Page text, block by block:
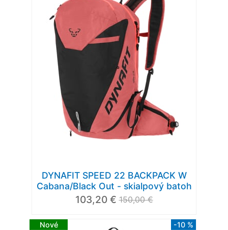
DYNAFIT SPEED 22 BACKPACK W
Cabana/Black Out - skialpový batoh
103,20 € 150,00 €
Nové -10 %